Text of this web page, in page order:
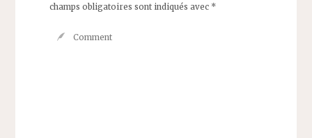
champs obligatoires sont indiqués avec *